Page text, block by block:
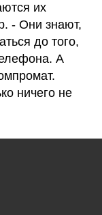
их
- Они знают,
до того,
А
ничего не